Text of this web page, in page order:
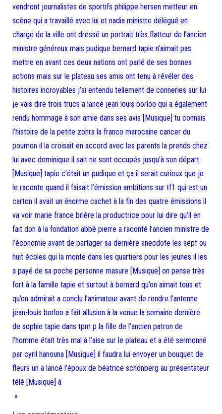
vendront journalistes de sportifs philippe hersen metteur en
scène qui a travaillé avec lui et nadia ministre délégué en
charge de la ville ont dressé un portrait très flatteur de l’ancien
ministre généreux mais pudique bernard tapie n’aimait pas
mettre en avant ces deux nations ont parlé de ses bonnes
actions mais sur le plateau ses amis ont tenu à révéler des
histoires incroyables j’ai entendu tellement de conneries sur lui
je vais dire trois trucs a lancé jean louis borloo qui a également
rendu hommage à son amie dans ses avis [Musique] tu connais
l’histoire de la petite zohra la franco marocaine cancer du
poumon il la croisait en accord avec les parents la prends chez
lui avec dominique il sait ne sont occupés jusqu’à son départ
[Musique] tapie c’était un pudique et ça il serait curieux que je
le raconte quand il faisait l’émission ambitions sur tf1 qui est un
carton il avait un énorme cachet à la fin des quatre émissions il
va voir marie france brière la productrice pour lui dire qu’il en
fait don à la fondation abbé pierre a raconté l’ancien ministre de
l’économie avant de partager sa dernière anecdote les sept ou
huit écoles qui la monte dans les quartiers pour les jeunes il les
a payé de sa poche personne masure [Musique] on pense très
fort à la famille tapie et surtout à bernard qu’on aimait tous et
qu’on admirait a conclu l’animateur avant de rendre l’antenne
jean-louis borloo a fait allusion à la venue la semaine dernière
de sophie tapie dans tpm p la fille de l’ancien patron de
l’homme était très mal à l’aise sur le plateau et a été sermonné
par cyril hanouna [Musique] il faudra lui envoyer un bouquet de
fleurs un a lancé l’époux de béatrice schönberg au présentateur
télé [Musique] à
»